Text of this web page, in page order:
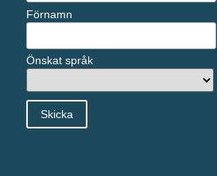
Förnamn
Önskat språk